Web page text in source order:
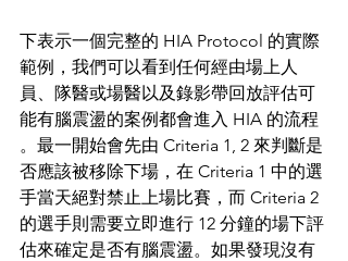
下表示一個完整的 HIA Protocol 的實際
範例，我們可以看到任何經由場上人
員、隊醫或場醫以及錄影帶回放評估可
能有腦震盪的案例都會進入 HIA 的流程
。最一開始會先由 Criteria 1, 2 來判斷是
否應該被移除下場，在 Criteria 1 中的選
手當天絕對禁止上場比賽，而 Criteria 2
的選手則需要立即進行 12 分鐘的場下評
估來確定是否有腦震盪。如果發現沒有